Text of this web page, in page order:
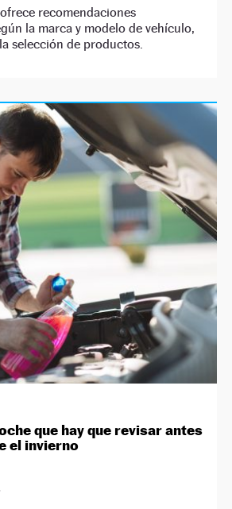
recomendaciones
la marca y modelo de vehículo,
selección de productos.
que hay que revisar antes
el invierno